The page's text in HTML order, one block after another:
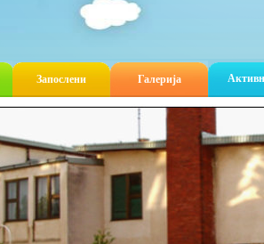
Запослени Галерија